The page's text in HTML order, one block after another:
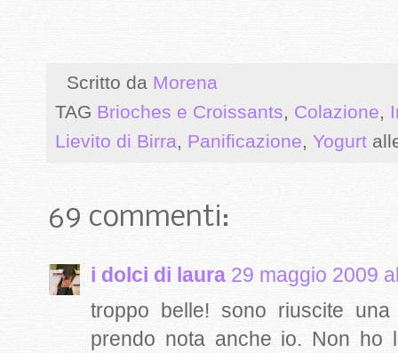
Scritto da Morena
TAG Brioches e Croissants, Colazione,
Lievito di Birra, Panificazione, Yogurt
69 commenti:
i dolci di laura 29 maggio 2009
troppo belle! sono riuscite
prendo nota anche io. Non ho